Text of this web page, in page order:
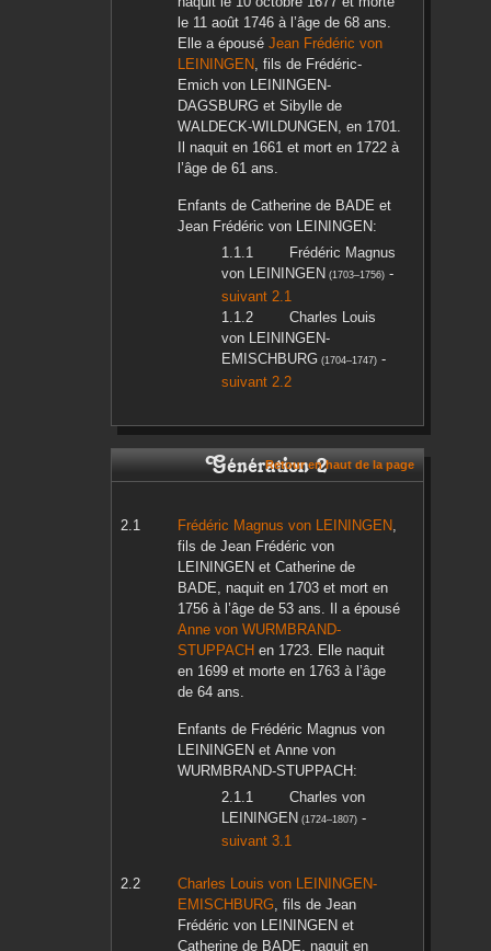
le 11 août 1746à l’âge de 68 ans.
Elle a épousé Jean Frédéric von
LEININGEN, fils de Frédéric-
Emichvon LEININGEN-
DAGSBURGet Sibyllede
WALDECK-WILDUNGEN, en 1701.
Il naquit en 1661et mort en 1722à
l’âge de 61 ans.
Enfants de Catherinede BADE et
Jean Frédéric von LEININGEN:
Frédéric Magnus
von LEININGEN (1703–1756)-
suivant 2.1
Charles Louis
von LEININGEN-
EMISCHBURG(1704–1747)-
suivant 2.2
Génération 2Retour en haut de la page
Frédéric Magnus von LEININGEN,
fils de Jean Frédéric von
LEININGEN et Catherinede
BADE, naquit en 1703et mort en
1756à l’âge de 53 ans. Il a épousé
Annevon WURMBRAND-
STUPPACH en 1723. Elle naquit
en 1699et morte en 1763à l’âge
de 64 ans.
Enfants de Frédéric Magnus von
LEININGEN et Annevon
WURMBRAND-STUPPACH :
Charles von
LEININGEN (1724–1807)-
suivant 3.1
Charles Louis von LEININGEN-
EMISCHBURG, fils de Jean
Frédéric von LEININGEN et
Catherinede BADE, naquit en